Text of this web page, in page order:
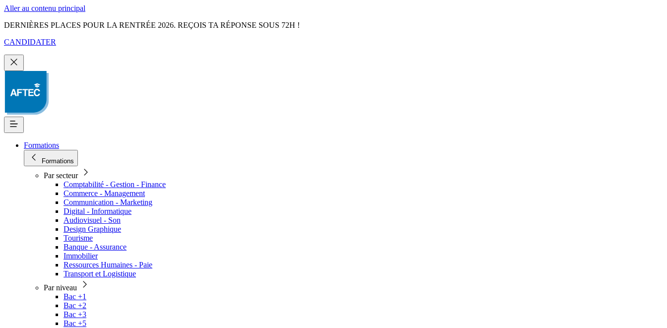
Aller au contenu principal
DERNIÈRES PLACES POUR LA RENTRÉE 2026. REÇOIS TA RÉPONSE SOUS 72H !
CANDIDATER
Formations
Formations
Par secteur
Comptabilité - Gestion - Finance
Commerce - Management
Communication - Marketing
Digital - Informatique
Audiovisuel - Son
Design Graphique
Tourisme
Banque - Assurance
Immobilier
Ressources Humaines - Paie
Transport et Logistique
Par niveau
Bac +1
Bac +2
Bac +3
Bac +5